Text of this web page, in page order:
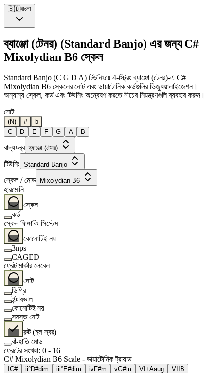
🇧🇩বাংলা
ব্যাঞ্জো (টেনর) (Standard Banjo) এর জন্য C#
Mixolydian B6 স্কেল
Standard Banjo (C G D A) টিউনিংয়ে 4-স্ট্রিং ব্যাঞ্জো (টেনর)-এ C#
Mixolydian B6 স্কেলের নোট এবং ডায়াটোনিক কর্ডগুলির ভিজ্যুয়ালাইজেশন।
অন্যান্য স্কেল, কর্ড এবং টিউনিং অন্বেষণ করতে নীচের নিয়ন্ত্রণগুলি ব্যবহার করুন।
নোট
(N) #
b
C
D E F G A B
বাদ্যযন্ত্র ব্যাঞ্জো (টেনর)
টিউনিং Standard Banjo
স্কেল / মোড Mixolydian B6
হারমোনি
স্কেল
কর্ড
স্কেল ফিঙ্গারিং সিস্টেম
কোনোটিই নয়
3nps
CAGED
ফ্রেট মার্কার লেবেল
নোট
ডিগ্রি
ইন্টারভাল
কোনোটিই নয়
সমস্ত নোট
রুট (মূল স্বর)
বাঁ-হাতি মোড
ফ্রেটের সংখ্যা: 0 - 16
C# Mixolydian B6 Scale - ডায়াটোনিক ট্রায়াড
C# ii°D#dim iii°E#dim ivF#m vG#m VI+Aaug VII B